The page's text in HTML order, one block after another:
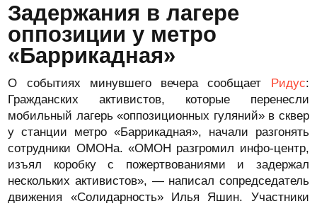
Задержания в лагере
оппозиции у метро
«Баррикадная»
О событиях минувшего вечера сообщает Ридус:
Гражданских активистов, которые перенесли
мобильный лагерь «оппозиционных гуляний» в сквер
у станции метро «Баррикадная», начали разгонять
сотрудники ОМОНа. «ОМОН разгромил инфо-центр,
изъял коробку с пожертвованиями и задержал
нескольких активистов», — написал сопредседатель
движения «Солидарность» Илья Яшин. Участники